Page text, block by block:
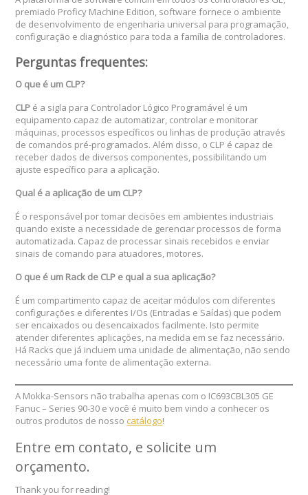
premiado Proficy Machine Edition, software fornece o ambiente
de desenvolvimento de engenharia universal para programação,
configuração e diagnóstico para toda a família de controladores.
Perguntas frequentes:
O que é um CLP?
CLP é a sigla para Controlador Lógico Programável é um
equipamento capaz de automatizar, controlar e monitorar
máquinas, processos específicos ou linhas de produção através
de comandos pré-programados. Além disso, o CLP é capaz de
receber dados de diversos componentes, possibilitando um
ajuste específico para a aplicação.
Qual é a aplicação de um CLP?
É o responsável por tomar decisões em ambientes industriais
quando existe a necessidade de gerenciar processos de forma
automatizada. Capaz de processar sinais recebidos e enviar
sinais de comando para atuadores, motores.
O que é um Rack de CLP e qual a sua aplicação?
É um compartimento capaz de aceitar módulos com diferentes
configurações e diferentes I/Os (Entradas e Saídas) que podem
ser encaixados ou desencaixados facilmente. Isto permite
atender diferentes aplicações, na medida em se faz necessário.
Há Racks que já incluem uma unidade de alimentação, não sendo
necessário uma fonte de alimentação externa.
A Mokka-Sensors não trabalha apenas com o IC693CBL305 GE
Fanuc – Series 90-30 e você é muito bem vindo a conhecer os
outros produtos de nossocatálogo!
Entre em contato, e solicite um
orçamento.
Thank you for reading!